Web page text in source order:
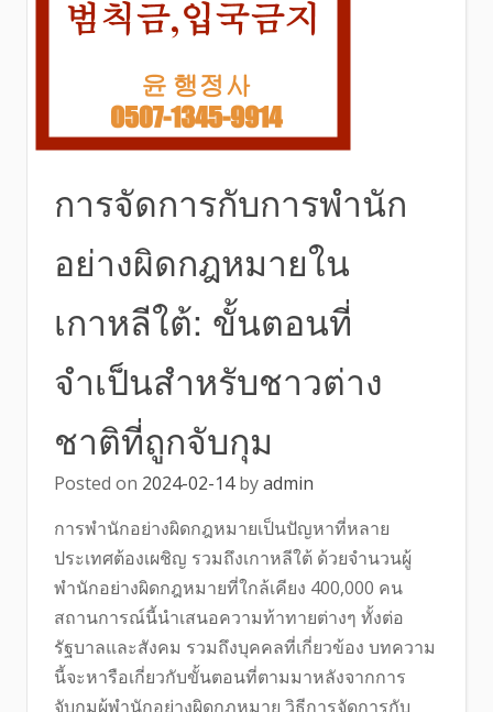
การจัดการกับการพำนัก
อย่างผิดกฎหมายใน
เกาหลีใต้: ขั้นตอนที่
จำเป็นสำหรับชาวต่าง
ชาติที่ถูกจับกุม
Posted on 2024-02-14byadmin
การพำนักอย่างผิดกฎหมายเป็นปัญหาที่หลาย
ประเทศต้องเผชิญ รวมถึงเกาหลีใต้ ด้วยจำนวนผู้
พำนักอย่างผิดกฎหมายที่ใกล้เคียง 400,000 คน
สถานการณ์นี้นำเสนอความท้าทายต่างๆ ทั้งต่อ
รัฐบาลและสังคม รวมถึงบุคคลที่เกี่ยวข้อง บทความ
นี้จะหารือเกี่ยวกับขั้นตอนที่ตามมาหลังจากการ
จับกุมผู้พำนักอย่างผิดกฎหมาย วิธีการจัดการกับ